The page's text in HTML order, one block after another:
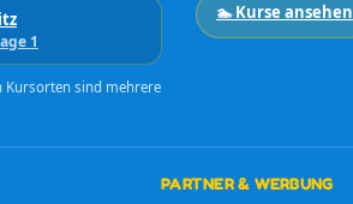
1
Kursorten sind mehrere
🏊 Kurse ansehen
PARTNER & WERBUNG